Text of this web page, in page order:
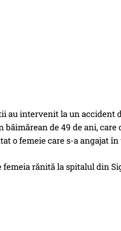
au intervenit la un accident
băimărean de 49 de ani,
o femeie care s-a angajat
rănită la spitalul din